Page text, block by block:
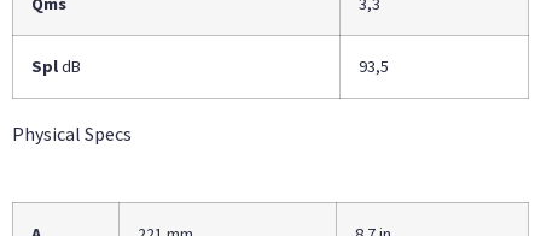
SpldB 93,5
Physical Specs